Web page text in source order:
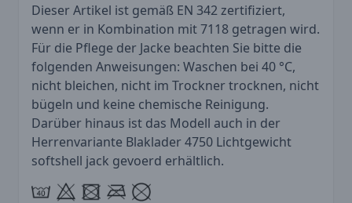
Dieser Artikel ist gemäß EN 342 zertifiziert,
wenn er in Kombination mit 7118 getragen wird.
Für die Pflege der Jacke beachten Sie bitte die
folgenden Anweisungen: Waschen bei 40 °C,
nicht bleichen, nicht im Trockner trocknen, nicht
bügeln und keine chemische Reinigung.
Darüber hinaus ist das Modell auch in der
Herrenvariante Blaklader 4750 Lichtgewicht
softshell jack gevoerd erhältlich.